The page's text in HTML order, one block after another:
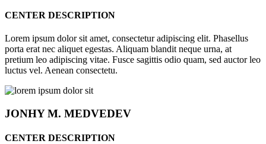
CENTER DESCRIPTION
Lorem ipsum dolor sit amet, consectetur adipiscing elit. Phasellus
porta erat nec aliquet egestas. Aliquam blandit neque urna, at
pretium leo adipiscing vitae. Fusce sagittis odio quam, sed auctor leo
luctus vel. Aenean consectetu.
JONHYM. MEDVEDEV
CENTER DESCRIPTION